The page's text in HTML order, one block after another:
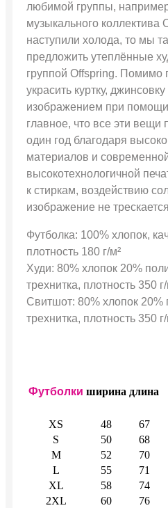
любимой группы,
музыкального коллектива
наступили холода, то мы
предложить утеплённые
группой Offspring. Помимо
украсить куртку,
изображением при
главное, что все эти вещи
один год благодаря
материалов и
высокотехнологичной
к стиркам, воздействию
изображение не
Футболка: 100% хлопок,
плотность 180 г/м²
Худи: 80% хлопок 20%
трехнитка, плотность 350
Свитшот: 80% хлопок 20%
трехнитка, плотность 350
Футболки ширина длина
XS 48
67
S
50
68
M
52
70
L
55
71
XL
58
74
2XL
60
76